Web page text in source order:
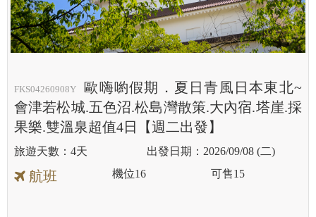
FKS04260908Y
歐嗨喲假期．夏日青風日本東北~
會津若松城.五色沼.松島灣散策.大內宿.塔崖.採
果樂.雙溫泉超值4日【週二出發】
4天 2026/09/08 (二)
航班 機位16 可售15